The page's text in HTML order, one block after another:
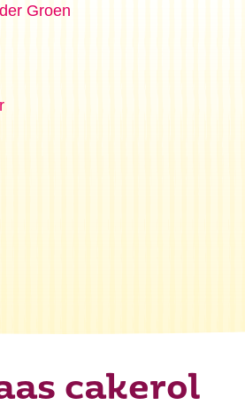
Groen
cakerol